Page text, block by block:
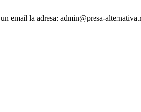
email la adresa: admin@presa-